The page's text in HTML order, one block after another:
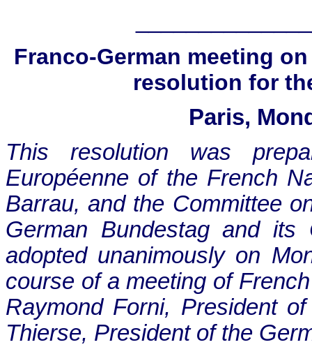
Franco-German meeting
resolution for
Paris,
This resolution was
Européenne of the French
Barrau, and the Committee
German Bundestag and its
adopted unanimously on
course of a meeting of
Raymond Forni, President
Thierse, President of the